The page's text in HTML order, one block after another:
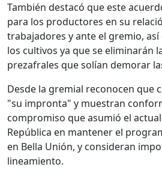
También destacó que este
para los productores en su
trabajadores y ante el gremio,
los cultivos ya que se eliminarán
prezafrales que solían demorar
Desde la gremial reconocen que
"su impronta" y muestran
compromiso que asumió el
República en mantener el
en Bella Unión, y consideran
lineamiento.